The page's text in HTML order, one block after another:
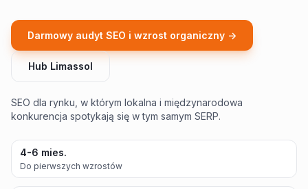
Darmowy audyt SEO i wzrost organiczny ->
Hub Limassol
SEO dla rynku, w którym lokalna i międzynarodowa
konkurencja spotykają się w tym samym SERP.
4-6 mies.
Do pierwszych wzrostów